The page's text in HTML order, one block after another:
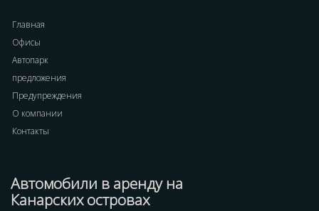
Главная
Офисы
Автопарк
предложения
Предупреждения
О компании
Контакты
Автомобили в аренду на
Канарских островах